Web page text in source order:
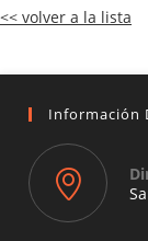
<< volver a la lista
Información